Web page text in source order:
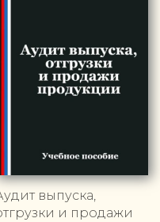
выпуска,
и продажи